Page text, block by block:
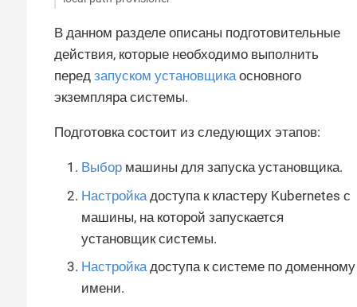
В данном разделе описаны подготовительные
действия, которые необходимо выполнить
перед запуском установщикаосновного
экземпляра системы.
Подготовка состоит из следующих этапов:
Выбор машины для запуска установщика.
Настройка доступа к кластеру Kubernetes с
машины, на которой запускается
установщик системы.
Настройкадоступа к системе по доменному
имени.